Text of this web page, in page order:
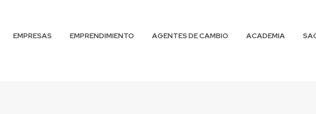
EMPRESAS EMPRENDIMIENTO AGENTES DE CAMBIO ACADEMIA